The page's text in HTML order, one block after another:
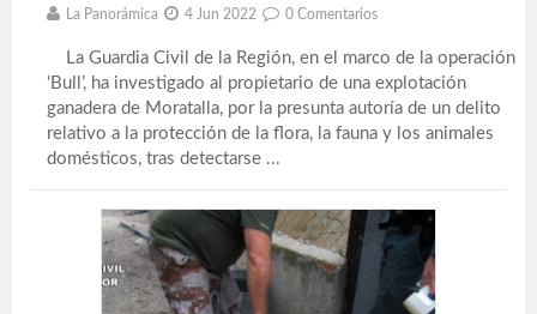
La Panorámica 4 Jun 2022 0 Comentarios
La Guardia Civil de la Región, en el marco de la operación
‘Bull’, ha investigado al propietario de una explotación
ganadera de Moratalla, por la presunta autoría de un delito
relativo a la protección de la flora, la fauna y los animales
domésticos, tras detectarse ...